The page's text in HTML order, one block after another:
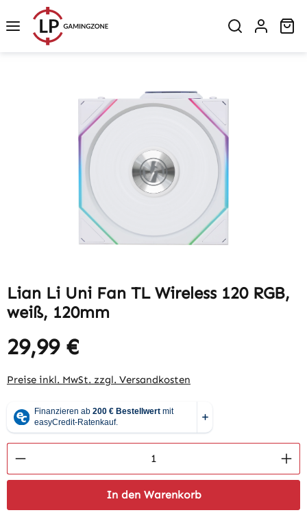
Zum Hauptinhalt springen
Bildergalerie überspringen
Lian Li Uni Fan TL Wireless 120 RGB,
weiß, 120mm
Regulärer Preis:
29,99 €
Preise inkl. MwSt. zzgl. Versandkosten
Produkt Anzahl: Gib den gewünschten
In den Warenkorb